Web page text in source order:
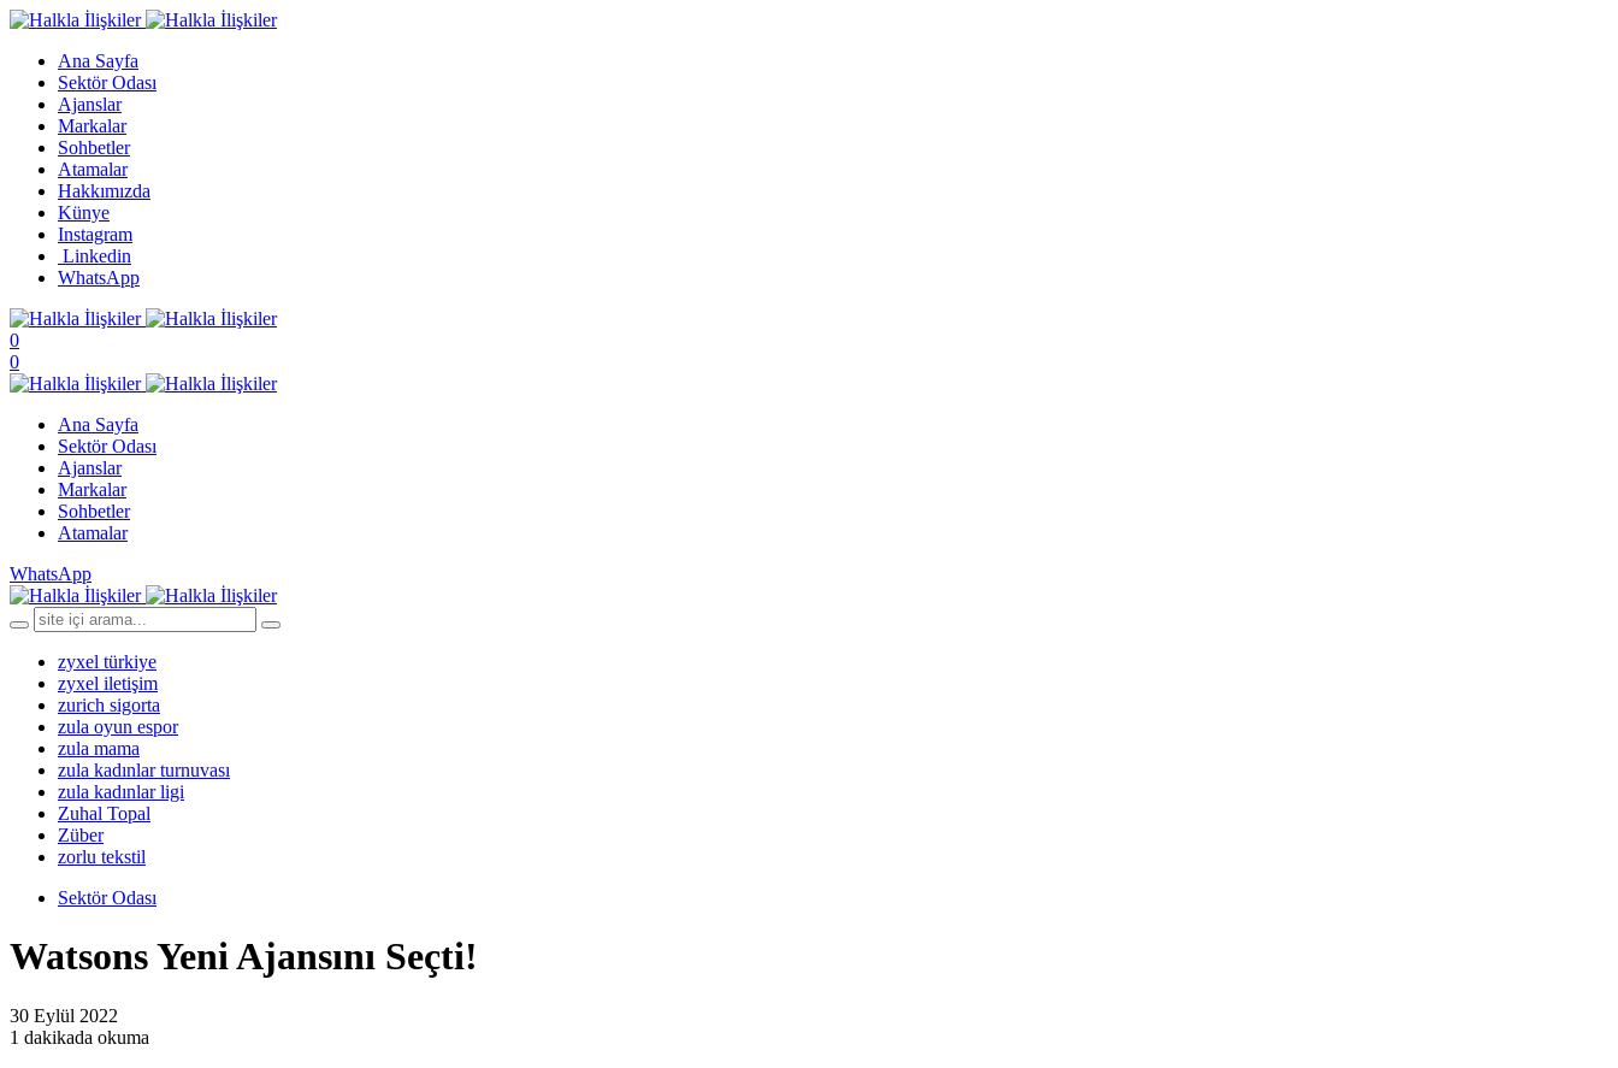
Ana Sayfa
Sektör Odası
Ajanslar
Markalar
Sohbetler
Atamalar
Hakkımızda
Künye
Instagram
Linkedin
WhatsApp
0
0
Ana Sayfa
Sektör Odası
Ajanslar
Markalar
Sohbetler
Atamalar
WhatsApp
zyxel türkiye
zyxel iletişim
zurich sigorta
zula oyun espor
zula mama
zula kadınlar turnuvası
zula kadınlar ligi
Zuhal Topal
Züber
zorlu tekstil
Sektör Odası
Watsons Yeni Ajansını Seçti!
30 Eylül 2022
1 dakikada okuma